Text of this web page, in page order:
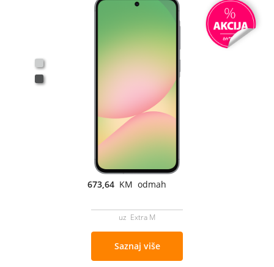
673,64 KM odmah
uz Extra M
Saznaj više